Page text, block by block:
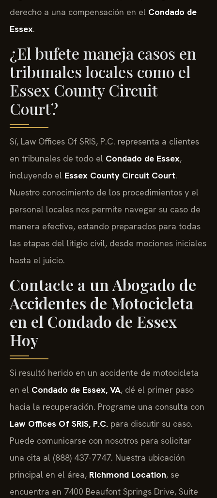
derecho a una compensación en el Condado de
Essex.
¿El bufete maneja casos en
tribunales locales como el
Essex County Circuit
Court?
Sí, Law Offices Of SRIS, P.C. representa a clientes
en tribunales de todo el Condado de Essex,
incluyendo el Essex County Circuit Court.
Nuestro conocimiento de los procedimientos y el
personal locales nos permite navegar su caso de
manera efectiva, estando preparados para todas
las etapas del litigio civil, desde mociones iniciales
hasta el juicio.
Contacte a un Abogado de
Accidentes de Motocicleta
en el Condado de Essex
Hoy
Si resultó herido en un accidente de motocicleta
en el Condado de Essex, VA, dé el primer paso
hacia la recuperación. Programe una consulta con
Law Offices Of SRIS, P.C. para discutir su caso.
Puede comunicarse con nosotros para solicitar
una cita al (888) 437-7747. Nuestra ubicación
principal en el área, Richmond Location, se
encuentra en 7400 Beaufont Springs Drive, Suite